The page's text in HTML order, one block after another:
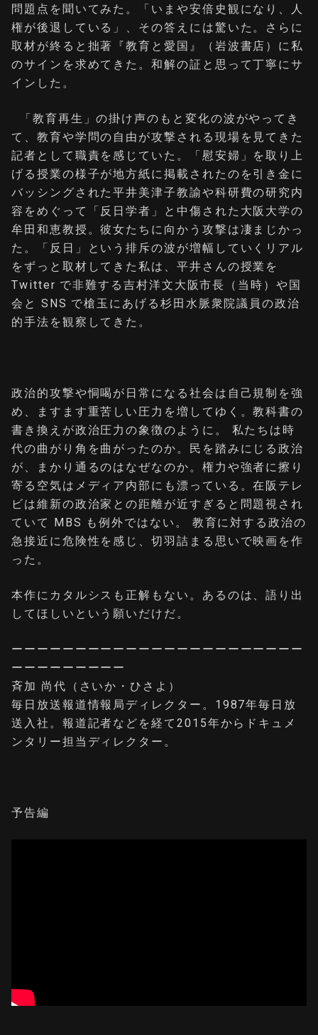
問題点を聞いてみた。「いまや安倍史観になり、⼈
権が後退している」、その答えには驚いた。さらに
取材が終ると拙著『教育と愛国』（岩波書店）に私
のサインを求めてきた。和解の証と思って丁寧にサ
インした。
「教育再⽣」の掛け声のもと変化の波がやってき
て、教育や学問の⾃由が攻撃される現場を⾒てきた
記者として職責を感じていた。「慰安婦」を取り上
げる授業の様⼦が地⽅紙に掲載されたのを引き⾦に
バッシングされた平井美津⼦教諭や科研費の研究内
容をめぐって「反⽇学者」と中傷された⼤阪⼤学の
牟⽥和恵教授。彼⼥たちに向かう攻撃は凄まじかっ
た。「反⽇」という排斥の波が増幅していくリアル
をずっと取材してきた私は、平井さんの授業を
Twitter で⾮難する吉村洋⽂⼤阪市⻑（当時）や国
会と SNS で槍⽟にあげる杉⽥⽔脈衆院議員の政治
的⼿法を観察してきた。
政治的攻撃や恫喝が⽇常になる社会は⾃⼰規制を強
め、ますます重苦しい圧⼒を増してゆく。教科書の
書き換えが政治圧⼒の象徴のように。 私たちは時
代の曲がり⾓を曲がったのか。⺠を踏みにじる政治
が、まかり通るのはなぜなのか。権⼒や強者に擦り
寄る空気はメディア内部にも漂っている。在阪テレ
ビは維新の政治家との距離が近すぎると問題視され
ていて MBS も例外ではない。 教育に対する政治の
急接近に危険性を感じ、切⽻詰まる思いで映画を作
った。
本作にカタルシスも正解もない。あるのは、語り出
してほしいという願いだけだ。
ーーーーーーーーーーーーーーーーーーーーーーー
ーーーーーーーーー
斉加 尚代（さいか・ひさよ）
毎日放送報道情報局ディレクター。1987年毎日放
送入社。報道記者などを経て2015年からドキュメ
ンタリー担当ディレクター。
予告編